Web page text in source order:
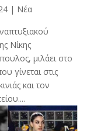
| Νέα
Νίκης
μιλάει στο
γίνεται στις
και τον